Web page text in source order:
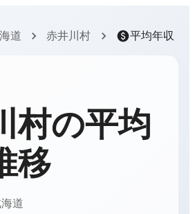
道 赤井川村 平均年収
村の平均
移
道